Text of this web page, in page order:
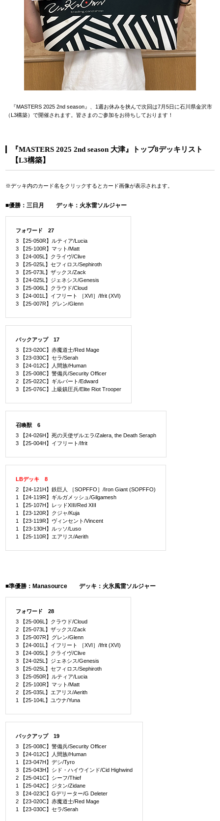
『MASTERS 2025 2nd season』、1週お休みを挟んで次回は7月5日に石川県金沢市
（L3構築）で開催されます。皆さまのご参加をお待ちしております！
『MASTERS 2025 2nd season 大津』トップ8デッキリスト
【L3構築】
※デッキ内のカード名をクリックするとカード画像が表示されます。
■優勝：三日月 デッキ：火氷雷ソルジャー
フォワード 27
3 【25-050R】ルティア/Lucia
3 【25-100R】マット/Matt
3 【24-005L】クライヴ/Clive
3 【25-025L】セフィロス/Sephiroth
3 【25-073L】ザックス/Zack
3 【24-025L】ジェネシス/Genesis
3 【25-006L】クラウド/Cloud
3 【24-001L】イフリート ［XVI］/Ifrit (XVI)
3 【25-007R】グレン/Glenn
バックアップ 17
3 【23-020C】赤魔道士/Red Mage
3 【23-030C】セラ/Serah
3 【24-012C】人間族/Human
3 【25-008C】警備兵/Security Officer
2 【25-022C】ギルバート/Edward
3 【25-076C】上級鎮圧兵/Elite Riot Trooper
召喚獣 6
3 【24-026H】死の天使ザルエラ/Zalera, the Death Seraph
3 【25-004H】イフリート/Ifrit
LBデッキ 8
2 【24-121H】鉄巨人 ［SOPFFO］/Iron Giant (SOPFFO)
1 【24-119R】ギルガメッシュ/Gilgamesh
1 【25-107H】レッドXIII/Red XIII
1 【23-120R】クジャ/Kuja
1 【23-119R】ヴィンセント/Vincent
1 【23-130H】ルッソ/Luso
1 【25-110R】エアリス/Aerith
■準優勝：Manasource デッキ：火氷風雷ソルジャー
フォワード 28
3 【25-006L】クラウド/Cloud
2 【25-073L】ザックス/Zack
3 【25-007R】グレン/Glenn
3 【24-001L】イフリート ［XVI］/Ifrit (XVI)
3 【24-005L】クライヴ/Clive
3 【24-025L】ジェネシス/Genesis
3 【25-025L】セフィロス/Sephiroth
3 【25-050R】ルティア/Lucia
2 【25-100R】マット/Matt
2 【25-035L】エアリス/Aerith
1 【25-104L】ユウナ/Yuna
バックアップ 19
3 【25-008C】警備兵/Security Officer
3 【24-012C】人間族/Human
1 【23-047H】デシ/Tyro
3 【25-043H】シド・ハイウインド/Cid Highwind
2 【25-041C】シーフ/Thief
1 【25-042C】ジタン/Zidane
3 【24-023C】Gデリーター/G Deleter
2 【23-020C】赤魔道士/Red Mage
1 【23-030C】セラ/Serah